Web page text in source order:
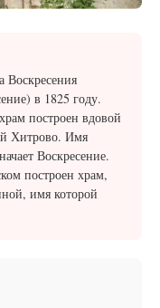
Воскресения
в 1825 году.
построен вдовой
Хитрово. Имя
Воскресение.
построен храм,
имя которой